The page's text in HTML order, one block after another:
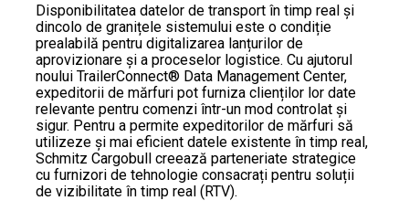
Disponibilitatea datelor de transport în timp real și
dincolo de granițele sistemului este o condiție
prealabilă pentru digitalizarea lanțurilor de
aprovizionare și a proceselor logistice. Cu ajutorul
noului TrailerConnect® Data Management Center,
expeditorii de mărfuri pot furniza clienților lor date
relevante pentru comenzi într-un mod controlat și
sigur. Pentru a permite expeditorilor de mărfuri să
utilizeze și mai eficient datele existente în timp real,
Schmitz Cargobull creează parteneriate strategice
cu furnizori de tehnologie consacrați pentru soluții
de vizibilitate în timp real (RTV).